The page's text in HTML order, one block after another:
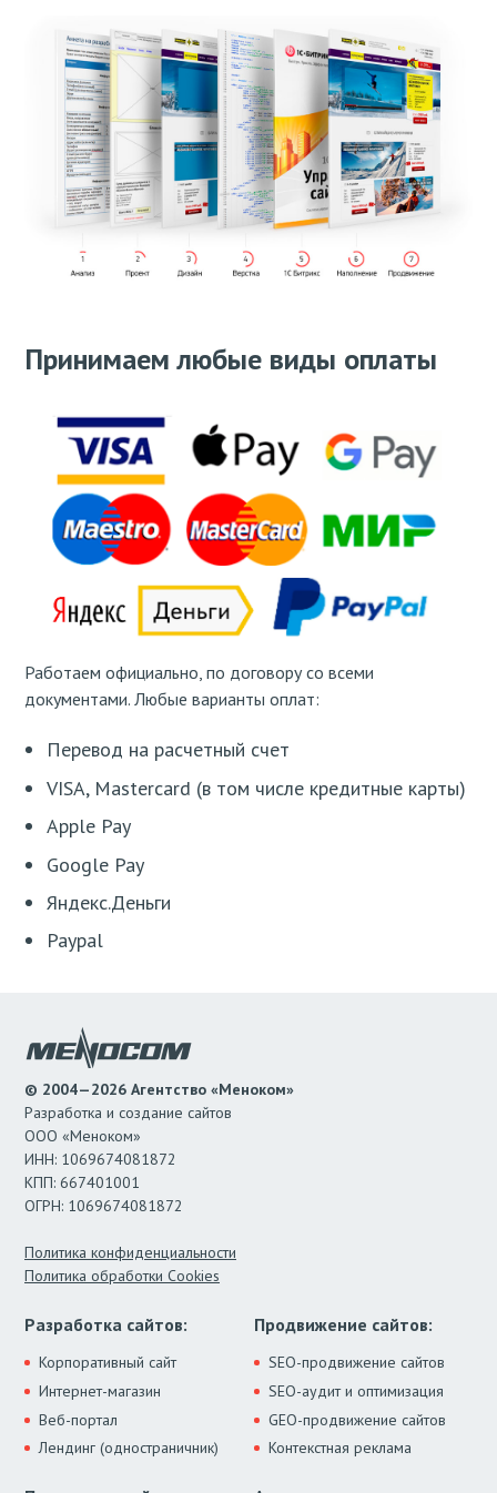
Принимаем любые виды оплаты
Работаем официально, по договору со всеми
документами. Любые варианты оплат:
Перевод на расчетный счет
VISA, Mastercard (в том числе кредитные карты)
Apple Pay
Google Pay
Яндекс.Деньги
Paypal
© 2004—2026 Агентство «Меноком»
Разработка и создание сайтов
ООО «Меноком»
ИНН: 1069674081872
КПП: 667401001
ОГРН: 1069674081872
Политика конфиденциальности
Политика обработки Cookies
Разработка сайтов:
Корпоративный сайт
Интернет-магазин
Веб-портал
Лендинг (одностраничник)
Продвижение сайтов:
SEO-продвижение сайтов
SEO-аудит и оптимизация
GEO-продвижение сайтов
Контекстная реклама